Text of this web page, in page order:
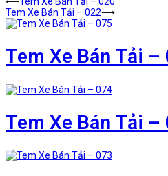
Tem Xe Bán Tải – 022⟶
Tem Xe Bán Tải –
Tem Xe Bán Tải –